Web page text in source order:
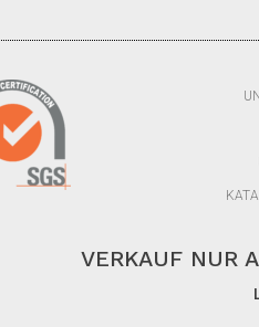
VERKAUF NUR